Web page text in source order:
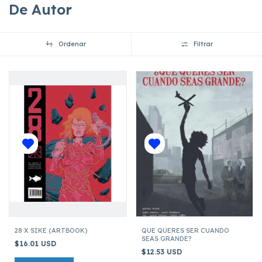
De Autor
Ordenar Filtrar
28 X SIKE (ARTBOOK)
$16.01 USD
QUE QUERES SER CUANDO
SEAS GRANDE?
$12.53 USD